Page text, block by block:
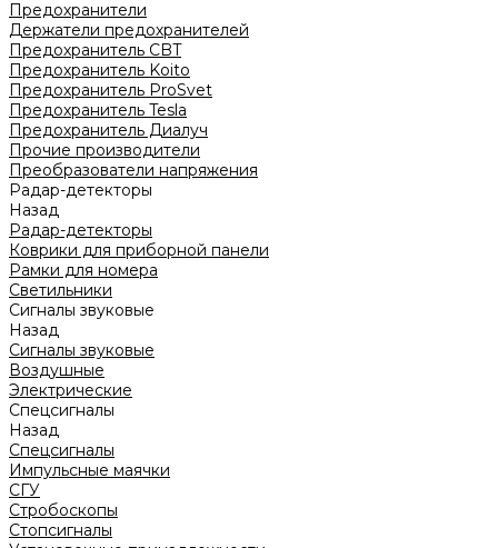
Предохранители
Держатели предохранителей
Предохранитель CBT
Предохранитель Koito
Предохранитель ProSvet
Предохранитель Tesla
Предохранитель Диалуч
Прочие производители
Преобразователи напряжения
Радар-детекторы
Назад
Радар-детекторы
Коврики для приборной панели
Рамки для номера
Светильники
Сигналы звуковые
Назад
Сигналы звуковые
Воздушные
Электрические
Спецсигналы
Назад
Спецсигналы
Импульсные маячки
СГУ
Стробоскопы
Стопсигналы